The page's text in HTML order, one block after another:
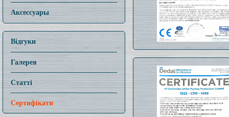
Аксессуары
Відгуки
Галерея
Статті
Сертифікати